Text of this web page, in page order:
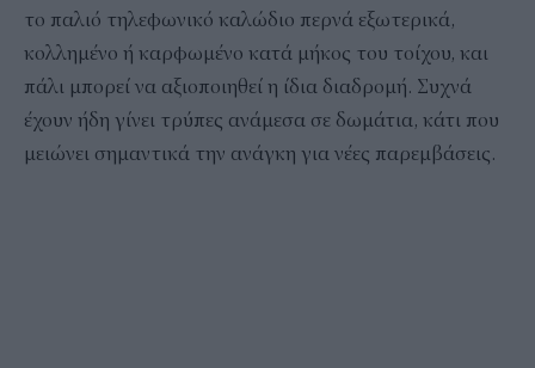
το παλιό τηλεφωνικό καλώδιο περνά εξωτερικά,
κολλημένο ή καρφωμένο κατά μήκος του τοίχου, και
πάλι μπορεί να αξιοποιηθεί η ίδια διαδρομή. Συχνά
έχουν ήδη γίνει τρύπες ανάμεσα σε δωμάτια, κάτι που
μειώνει σημαντικά την ανάγκη για νέες παρεμβάσεις.